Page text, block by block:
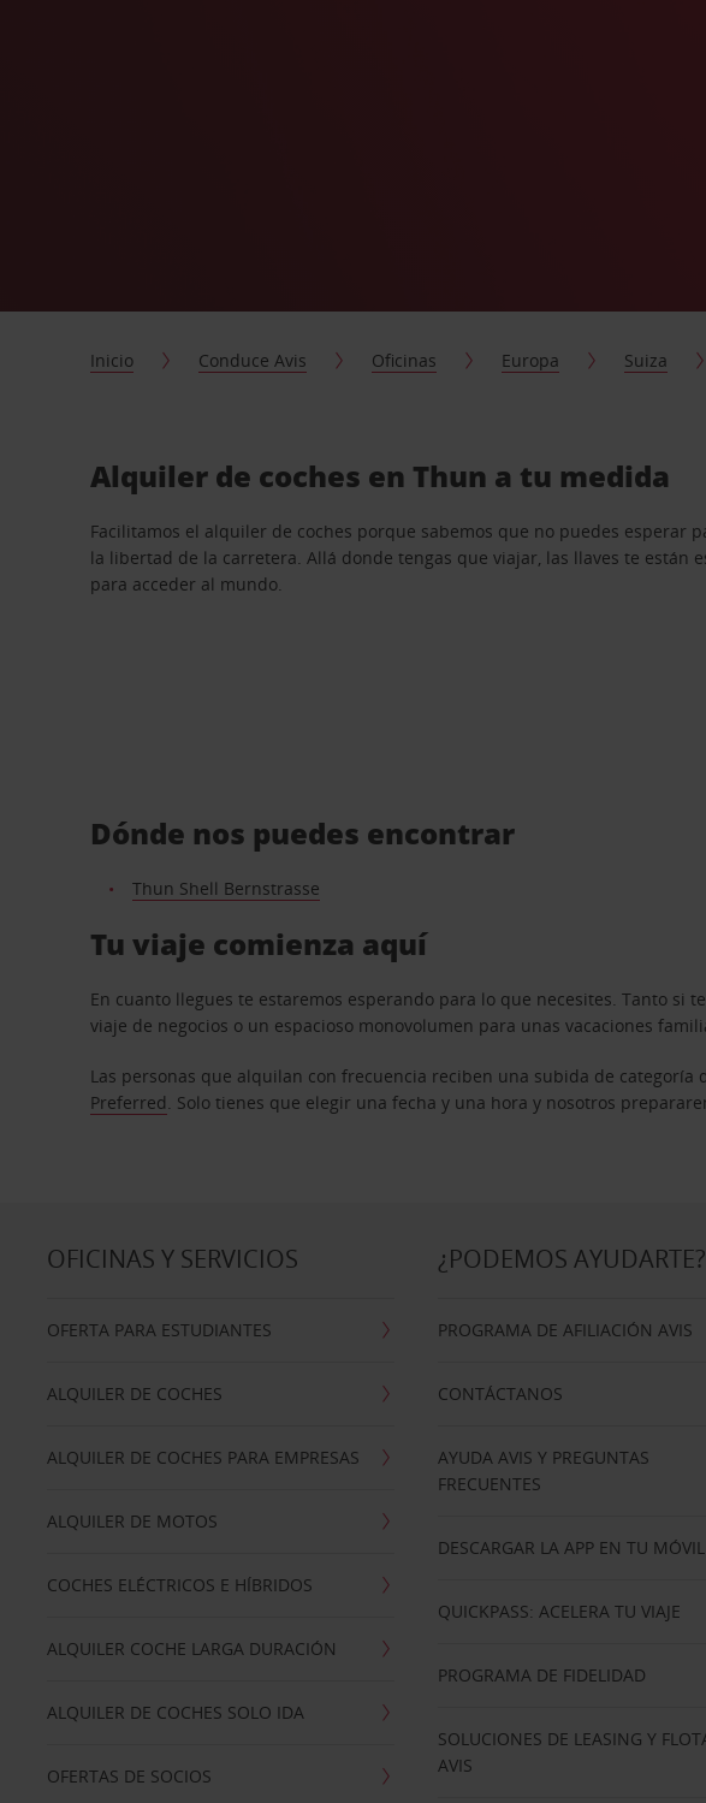
Inicio Conduce Avis Oficinas Europa Suiza
Alquiler de coches en Thun a tu medida
Facilitamos el alquiler de coches porque sabemos que no puedes esperar
la libertad de la carretera. Allá donde tengas que viajar, las llaves te están
para acceder al mundo.
Dónde nos puedes encontrar
Thun Shell Bernstrasse
Tu viaje comienza aquí
En cuanto llegues te estaremos esperando para lo que necesites. Tanto
viaje de negocios o un espacioso monovolumen para unas vacaciones
Las personas que alquilan con frecuencia reciben una subida de
Preferred. Solo tienes que elegir una fecha y una hora y nosotros
OFICINAS Y SERVICIOS
OFERTA PARA ESTUDIANTES
ALQUILER DE COCHES
ALQUILER DE COCHES PARA EMPRESAS
ALQUILER DE MOTOS
COCHES ELÉCTRICOS E HÍBRIDOS
ALQUILER COCHE LARGA DURACIÓN
ALQUILER DE COCHES SOLO IDA
OFERTAS DE SOCIOS
¿PODEMOS AYUDARTE?
PROGRAMA DE AFILIACIÓN AVIS
CONTÁCTANOS
AYUDA AVIS Y PREGUNTAS
FRECUENTES
DESCARGAR LA APP EN TU MÓVIL
QUICKPASS: ACELERA TU VIAJE
PROGRAMA DE FIDELIDAD
SOLUCIONES DE LEASING Y
AVIS